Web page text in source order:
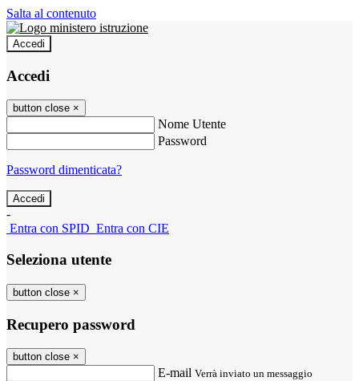
Salta al contenuto
Accedi
Accedi
button close ×
Nome Utente
Password
Password dimenticata?
-
Entra con SPID Entra con CIE
Seleziona utente
button close ×
Recupero password
button close ×
E-mail Verrà inviato un messaggio